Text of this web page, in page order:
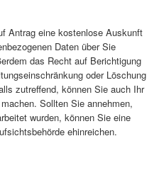
Antrag eine kostenlose Auskunft
Daten über Sie
das Recht auf Berichtigung
oder Löschung
zutreffend, können Sie auch Ihr
Sollten Sie annehmen,
wurden, können Sie eine
ehinreichen.